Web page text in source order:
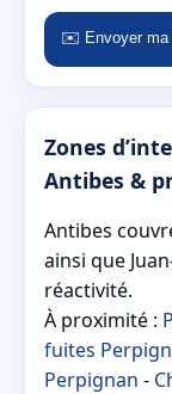
✉️ Envoyer ma
Zones
Antibes &
Antibes
ainsi que
réactivité.
À proximité :
fuites
Perpignan -